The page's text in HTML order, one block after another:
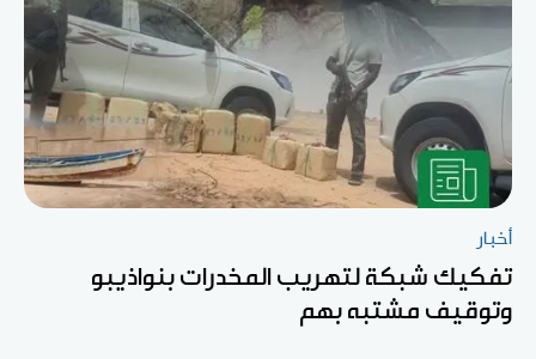
أخبار
تفكيك شبكة لتهريب المخدرات بنواذيبو
وتوقيف مشتبه بهم